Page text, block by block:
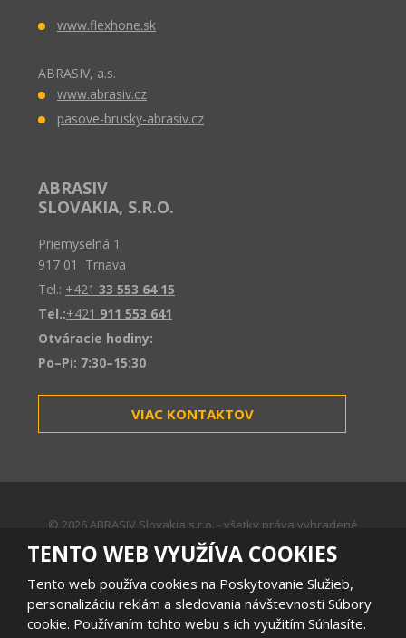
www.flexhone.sk
ABRASIV, a.s.
www.abrasiv.cz
pasove-brusky-abrasiv.cz
ABRASIV
SLOVAKIA, S.R.O.
Priemyselná 1
917 01 Trnava
Tel.: +421 33 553 64 15
Tel.:+421 911 553 641
Otváracie hodiny:
Po–Pi: 7:30–15:30
VIAC KONTAKTOV
© 2026 ABRASIV Slovakia s.r.o. - všetky práva vyhradené
Mapa stránok |Podmienky používania
Tento web je chránený pomocou Google reCAPTCHA, a platia pre
TENTO WEB VYUŽÍVA COOKIES
Tento web používa cookies na Poskytovanie Služieb,
personalizáciu reklám a sledovania návštevnosti Súbory
cookie. Používaním tohto webu s ich využitím Súhlasíte.